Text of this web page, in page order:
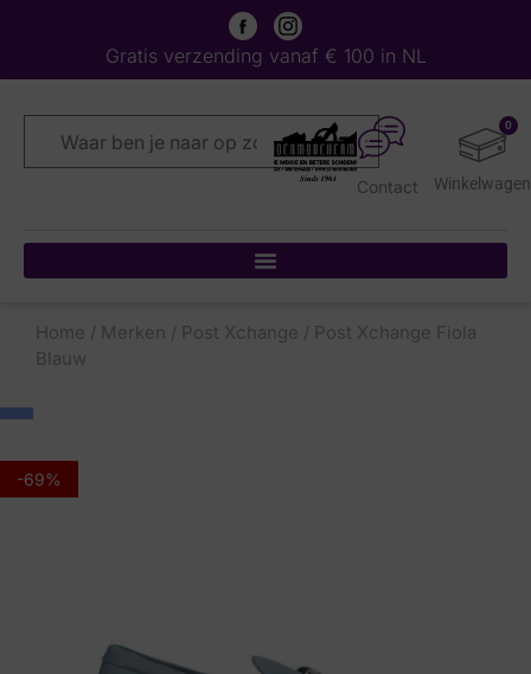
Gratis verzending vanaf € 100 in NL
0
Contact
Home / Merken / Post Xchange / Post Xchange Fiola
Blauw
-69%